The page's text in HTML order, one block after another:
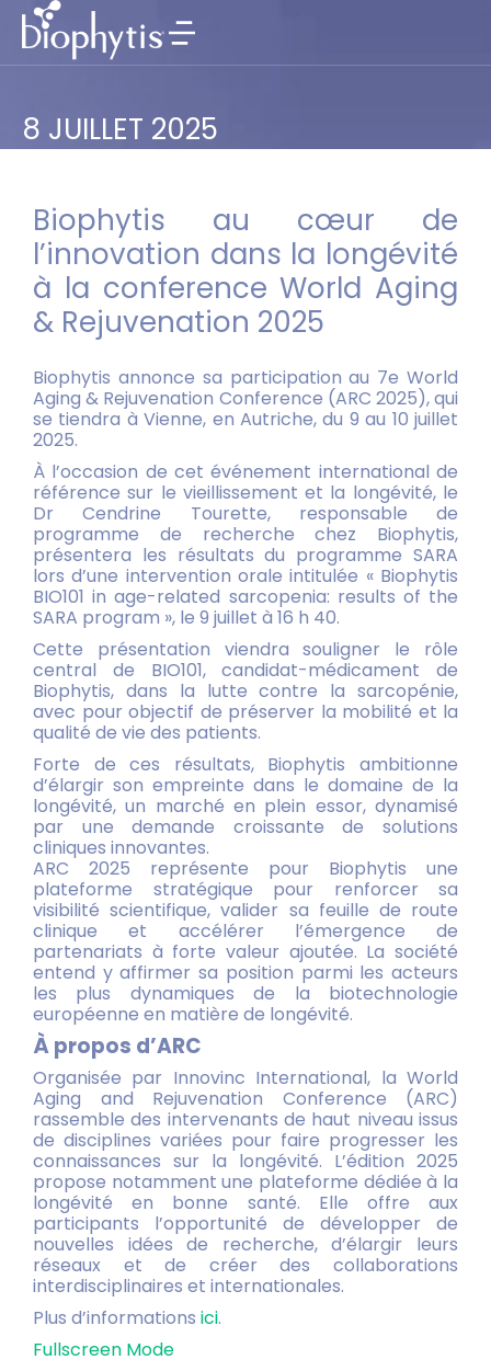
8 JUILLET 2025
Biophytis au cœur de
l’innovation dans la longévité
à la conference World Aging
& Rejuvenation 2025
Biophytis annonce sa participation au 7e World
Aging & Rejuvenation Conference (ARC 2025), qui
se tiendra à Vienne, en Autriche, du 9 au 10 juillet
2025.
À l’occasion de cet événement international de
référence sur le vieillissement et la longévité, le
Dr Cendrine Tourette, responsable de
programme de recherche chez Biophytis,
présentera les résultats du programme SARA
lors d’une intervention orale intitulée « Biophytis
BIO101 in age-related sarcopenia: results of the
SARA program », le 9 juillet à 16 h 40.
Cette présentation viendra souligner le rôle
central de BIO101, candidat-médicament de
Biophytis, dans la lutte contre la sarcopénie,
avec pour objectif de préserver la mobilité et la
qualité de vie des patients.
Forte de ces résultats, Biophytis ambitionne
d’élargir son empreinte dans le domaine de la
longévité, un marché en plein essor, dynamisé
par une demande croissante de solutions
cliniques innovantes.
ARC 2025 représente pour Biophytis une
plateforme stratégique pour renforcer sa
visibilité scientifique, valider sa feuille de route
clinique et accélérer l’émergence de
partenariats à forte valeur ajoutée. La société
entend y affirmer sa position parmi les acteurs
les plus dynamiques de la biotechnologie
européenne en matière de longévité.
À propos d’ARC
Organisée par Innovinc International, la World
Aging and Rejuvenation Conference (ARC)
rassemble des intervenants de haut niveau issus
de disciplines variées pour faire progresser les
connaissances sur la longévité. L’édition 2025
propose notamment une plateforme dédiée à la
longévité en bonne santé. Elle offre aux
participants l’opportunité de développer de
nouvelles idées de recherche, d’élargir leurs
réseaux et de créer des collaborations
interdisciplinaires et internationales.
Plus d’informations ici.
Fullscreen Mode